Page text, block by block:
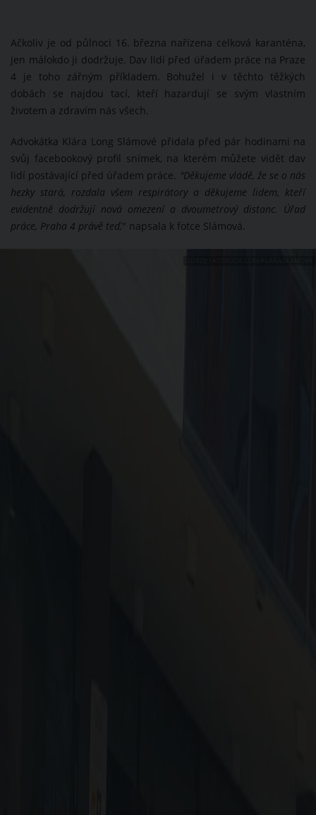
Ačkoliv je od půlnoci 16. března nařízena celková karanténa,
jen málokdo ji dodržuje. Dav lidí před úřadem práce na Praze
4 je toho zářným příkladem. Bohužel i v těchto těžkých
dobách se najdou tací, kteří hazardují se svým vlastním
životem a zdravím nás všech.
Advokátka Klára Long Slámové přidala před pár hodinami na
svůj facebookový profil snímek, na kterém můžete vidět dav
lidí postávající před úřadem práce. "Děkujeme vládě, že se o nás
hezky stará, rozdala všem respirátory a děkujeme lidem, kteří
evidentně dodržují nová omezení a dvoumetrový distanc. Úřad
práce, Praha 4 právě teď," napsala k fotce Slámová.